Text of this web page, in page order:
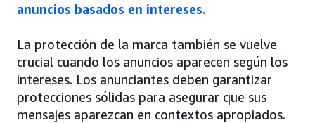
anuncios basados en intereses.
La protección de la marca también se vuelve
crucial cuando los anuncios aparecen según los
intereses. Los anunciantes deben garantizar
protecciones sólidas para asegurar que sus
mensajes aparezcan en contextos apropiados.